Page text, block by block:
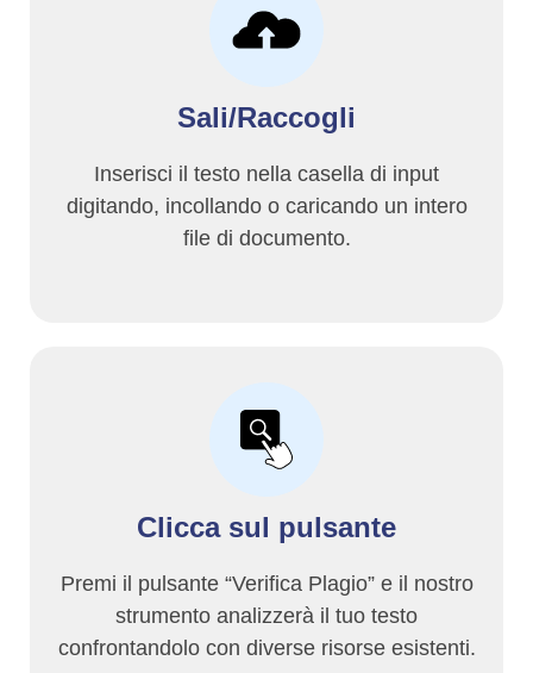
Sali/Raccogli
Inserisci il testo nella casella di input
digitando, incollando o caricando un intero
file di documento.
Clicca sul pulsante
Premi il pulsante “Verifica Plagio” e il nostro
strumento analizzerà il tuo testo
confrontandolo con diverse risorse esistenti.